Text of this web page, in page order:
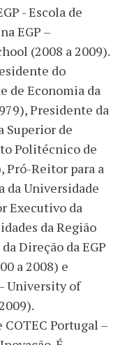
- Escola de
EGP –
(2008 a 2009).
do
de Economia da
Presidente da
Superior de
Politécnico de
Pró-Reitor para a
da Universidade
Executivo da
da Região
Direção da EGP
a 2008) e
University of
Portugal –